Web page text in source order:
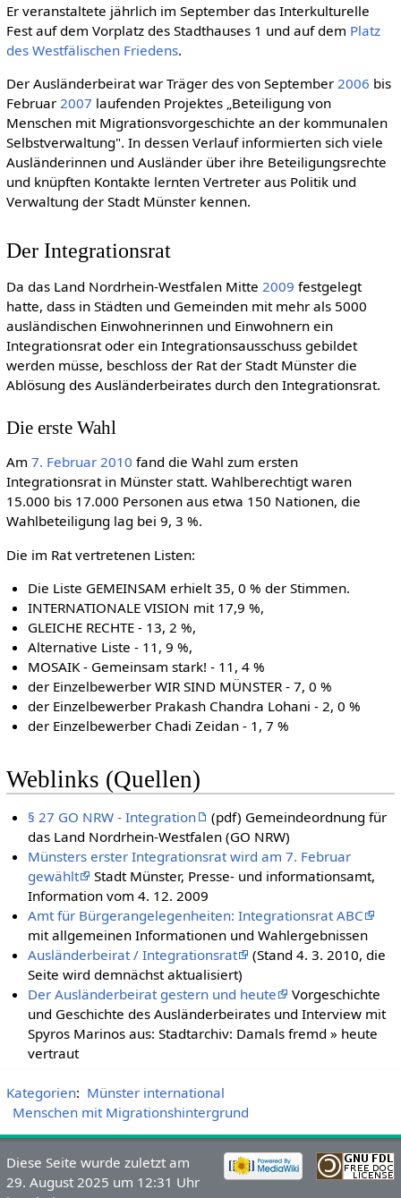
Er veranstaltete jährlich im September das Interkulturelle
Fest auf dem Vorplatz des Stadthauses 1 und auf dem Platz
des Westfälischen Friedens.
Der Ausländerbeirat war Träger des von September 2006 bis
Februar 2007 laufenden Projektes „Beteiligung von
Menschen mit Migrationsvorgeschichte an der kommunalen
Selbstverwaltung". In dessen Verlauf informierten sich viele
Ausländerinnen und Ausländer über ihre Beteiligungsrechte
und knüpften Kontakte lernten Vertreter aus Politik und
Verwaltung der Stadt Münster kennen.
Der Integrationsrat
Da das Land Nordrhein-Westfalen Mitte 2009 festgelegt
hatte, dass in Städten und Gemeinden mit mehr als 5000
ausländischen Einwohnerinnen und Einwohnern ein
Integrationsrat oder ein Integrationsausschuss gebildet
werden müsse, beschloss der Rat der Stadt Münster die
Ablösung des Ausländerbeirates durch den Integrationsrat.
Die erste Wahl
Am 7. Februar 2010 fand die Wahl zum ersten
Integrationsrat in Münster statt. Wahlberechtigt waren
15.000 bis 17.000 Personen aus etwa 150 Nationen, die
Wahlbeteiligung lag bei 9, 3 %.
Die im Rat vertretenen Listen:
Die Liste GEMEINSAM erhielt 35, 0 % der Stimmen.
INTERNATIONALE VISION mit 17,9 %,
GLEICHE RECHTE - 13, 2 %,
Alternative Liste - 11, 9 %,
MOSAIK - Gemeinsam stark! - 11, 4 %
der Einzelbewerber WIR SIND MÜNSTER - 7, 0 %
der Einzelbewerber Prakash Chandra Lohani - 2, 0 %
der Einzelbewerber Chadi Zeidan - 1, 7 %
Weblinks (Quellen)
§ 27 GO NRW - Integration
(pdf) Gemeindeordnung für
das Land Nordrhein-Westfalen (GO NRW)
Münsters erster Integrationsrat wird am 7. Februar
gewählt
Stadt Münster, Presse- und informationsamt,
Information vom 4. 12. 2009
Amt für Bürgerangelegenheiten: Integrationsrat ABC
mit allgemeinen Informationen und Wahlergebnissen
Ausländerbeirat / Integrationsrat
(Stand 4. 3. 2010, die
Seite wird demnächst aktualisiert)
Der Ausländerbeirat gestern und heute
Vorgeschichte
und Geschichte des Ausländerbeirates und Interview mit
Spyros Marinos aus: Stadtarchiv: Damals fremd » heute
vertraut
Kategorien: Münster international
Menschen mit Migrationshintergrund
Diese Seite wurde zuletzt am
29. August 2025 um 12:31 Uhr